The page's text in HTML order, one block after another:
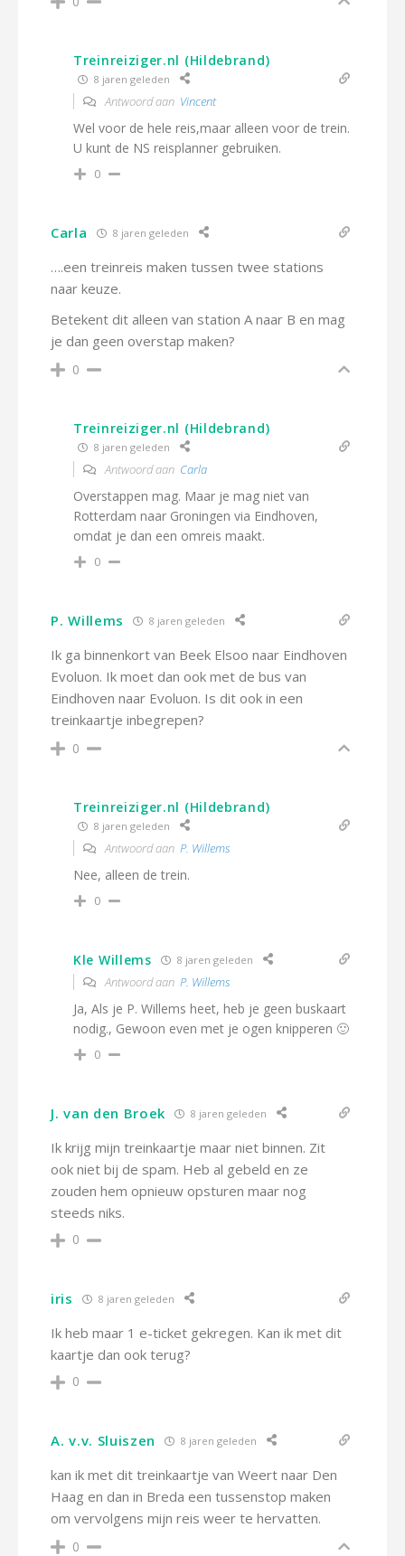
Treinreiziger.nl (Hildebrand)
8 jaren geleden
Antwoord aan Vincent
Wel voor de hele reis,maar alleen voor de trein.
U kunt de NS reisplanner gebruiken.
0
Carla 8 jaren geleden
….een treinreis maken tussen twee stations
naar keuze.
Betekent dit alleen van station A naar B en mag
je dan geen overstap maken?
0
Treinreiziger.nl (Hildebrand)
8 jaren geleden
Antwoord aan Carla
Overstappen mag. Maar je mag niet van
Rotterdam naar Groningen via Eindhoven,
omdat je dan een omreis maakt.
0
P. Willems 8 jaren geleden
Ik ga binnenkort van Beek Elsoo naar Eindhoven
Evoluon. Ik moet dan ook met de bus van
Eindhoven naar Evoluon. Is dit ook in een
treinkaartje inbegrepen?
0
Treinreiziger.nl (Hildebrand)
8 jaren geleden
Antwoord aan P. Willems
Nee, alleen de trein.
0
Kle Willems 8 jaren geleden
Antwoord aan P. Willems
Ja, Als je P. Willems heet, heb je geen buskaart
nodig., Gewoon even met je ogen knipperen 🙂
0
J. van den Broek 8 jaren geleden
Ik krijg mijn treinkaartje maar niet binnen. Zit
ook niet bij de spam. Heb al gebeld en ze
zouden hem opnieuw opsturen maar nog
steeds niks.
0
iris 8 jaren geleden
Ik heb maar 1 e-ticket gekregen. Kan ik met dit
kaartje dan ook terug?
0
A. v.v. Sluiszen 8 jaren geleden
kan ik met dit treinkaartje van Weert naar Den
Haag en dan in Breda een tussenstop maken
om vervolgens mijn reis weer te hervatten.
0